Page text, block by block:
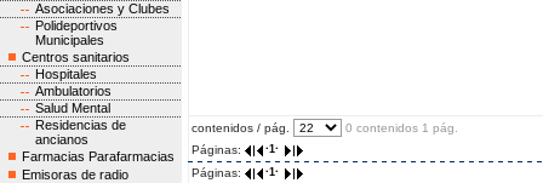
Asociaciones y Clubes
Polideportivos
Municipales
Centros sanitarios
Hospitales
Ambulatorios
Salud Mental
Residencias de
ancianos
Farmacias Parafarmacias
Emisoras de radio
contenidos / pág.
0 contenidos 1 pág.
Páginas:
·1·
Páginas: ·1·